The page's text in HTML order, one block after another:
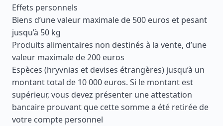
Effets personnels
Biens d’une valeur maximale de 500 euros et pesant
jusqu’à 50 kg
Produits alimentaires non destinés à la vente, d’une
valeur maximale de 200 euros
Espèces (hryvnias et devises étrangères) jusqu’à un
montant total de 10 000 euros. Si le montant est
supérieur, vous devez présenter une attestation
bancaire prouvant que cette somme a été retirée de
votre compte personnel